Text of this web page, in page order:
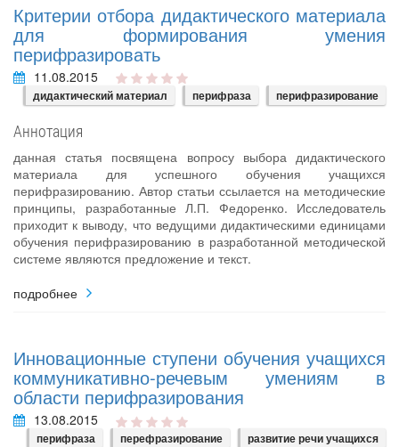
Критерии отбора дидактического материала
для формирования умения
перифразировать
11.08.2015
дидактический материал перифраза перифразирование
Аннотация
данная статья посвящена вопросу выбора дидактического
материала для успешного обучения учащихся
перифразированию. Автор статьи ссылается на методические
принципы, разработанные Л.П. Федоренко. Исследователь
приходит к выводу, что ведущими дидактическими единицами
обучения перифразированию в разработанной методической
системе являются предложение и текст.
подробнее
Инновационные ступени обучения учащихся
коммуникативно‐речевым умениям в
области перифразирования
13.08.2015
перифраза перефразирование развитие речи учащихся